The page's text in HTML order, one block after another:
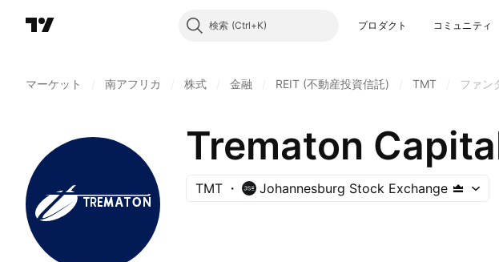
検索 プロダクト コミュニティ
マーケット 南アフリカ 株式 金融 REIT (不動産投資信託) TMT ファン
Trematon
TMT Johannesburg Stock Exchange